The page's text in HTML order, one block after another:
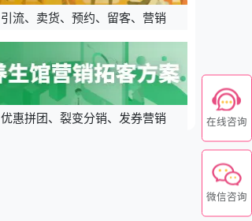
引流、卖货、预约、留客、营销
优惠拼团、裂变分销、发券营销 在线咨询
微信咨询